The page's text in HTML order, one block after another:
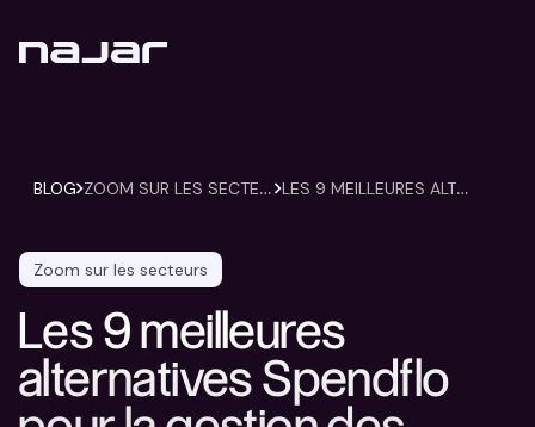
BLOG Z
OOM SUR LES SECTEURS L
ES 9 MEILLEURES ALTERNATIVES SPENDFLO POUR LA GESTION DES DÉPENSES SAAS EN 2026
Zoom sur les secteurs
Les 9 meilleures
alternatives Spendflo